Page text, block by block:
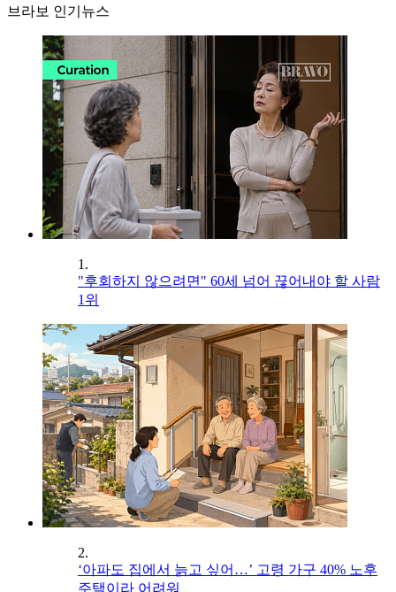
브라보 인기뉴스
1.
"후회하지 않으려면" 60세 넘어 끊어내야 할 사람
1위
2.
‘아파도 집에서 늙고 싶어…’ 고령 가구 40% 노후
주택이라 어려워